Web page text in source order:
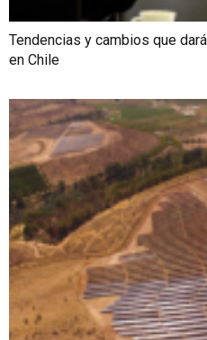
Tendencias y cambios que
en Chile